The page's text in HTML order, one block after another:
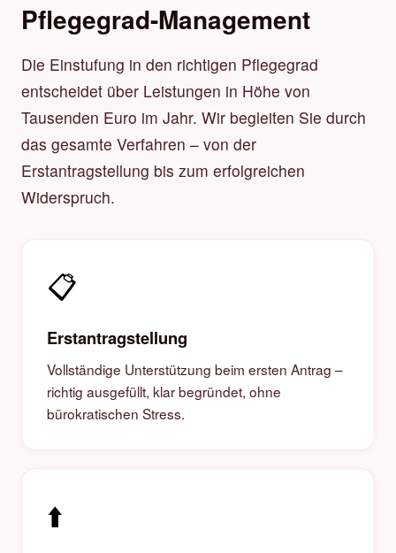
Pflegegrad-Management
Die Einstufung in den richtigen Pflegegrad
entscheidet über Leistungen in Höhe von
Tausenden Euro im Jahr. Wir begleiten Sie durch
das gesamte Verfahren – von der
Erstantragstellung bis zum erfolgreichen
Widerspruch.
📋
Erstantragstellung
Vollständige Unterstützung beim ersten Antrag –
richtig ausgefüllt, klar begründet, ohne
bürokratischen Stress.
⬆️